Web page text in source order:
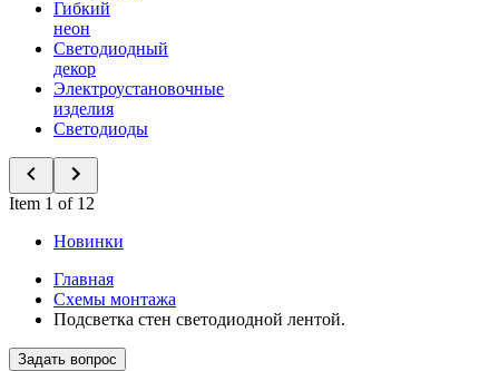
Гибкий
неон
Светодиодный
декор
Электроустановочные
изделия
Светодиоды
Item 1 of 12
Новинки
Главная
Схемы монтажа
Подсветка стен светодиодной лентой.
Задать вопрос